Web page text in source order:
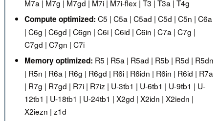
M7a | M7g | M7gd | M7i | M7i-flex | T3 | T3a | T4g
Compute optimized: C5 | C5a | C5ad | C5d | C5n | C6a
| C6g | C6gd | C6gn | C6i | C6id | C6in | C7a | C7g |
C7gd | C7gn | C7i
Memory optimized: R5 | R5a | R5ad | R5b | R5d | R5dn
| R5n | R6a | R6g | R6gd | R6i | R6idn | R6in | R6id | R7a
| R7g | R7gd | R7i | R7iz | U-3tb1 | U-6tb1 | U-9tb1 | U-
12tb1 | U-18tb1 | U-24tb1 | X2gd | X2idn | X2iedn |
X2iezn | z1d